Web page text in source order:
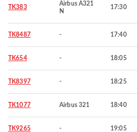
TK383
Airbus A321
N
17:30
TK8487 - 17:40
TK654 - 18:05
TK8397 - 18:25
TK1077 Airbus 321 18:40
TK9265 - 19:05